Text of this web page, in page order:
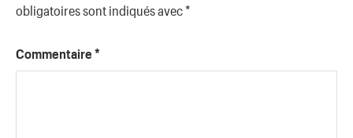
obligatoires sont indiqués avec*
Commentaire *